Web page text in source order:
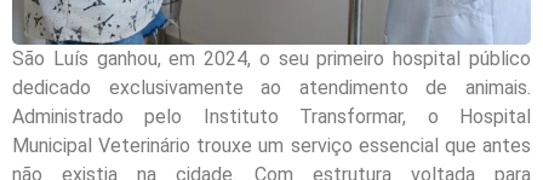
São Luís ganhou, em 2024, o seu primeiro hospital público
dedicado exclusivamente ao atendimento de animais.
Administrado pelo Instituto Transformar, o Hospital
Municipal Veterinário trouxe um serviço essencial que antes
não existia na cidade. Com estrutura voltada para